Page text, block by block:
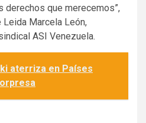
derechos que merecemos”,
Marcela León,
ASI Venezuela.
aterriza en Países